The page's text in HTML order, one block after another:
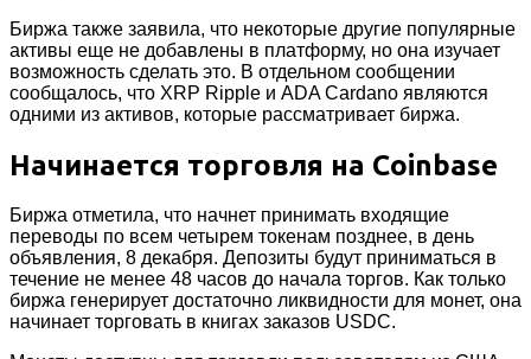
Биржа также заявила, что некоторые другие популярные
активы еще не добавлены в платформу, но она изучает
возможность сделать это. В отдельном сообщении
сообщалось, что XRP Ripple и ADA Cardano являются
одними из активов, которые рассматривает биржа.
Начинается торговля на Coinbase
Биржа отметила, что начнет принимать входящие
переводы по всем четырем токенам позднее, в день
объявления, 8 декабря. Депозиты будут приниматься в
течение не менее 48 часов до начала торгов. Как только
биржа генерирует достаточно ликвидности для монет, она
начинает торговать в книгах заказов USDC.